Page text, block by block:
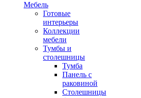
Мебель
Готовые
интерьеры
Коллекции
мебели
Тумбы и
столешницы
Тумба
Панель с
раковиной
Столешницы